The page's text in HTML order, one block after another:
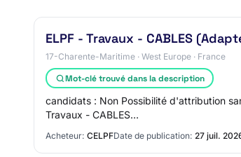
ELPF - Travaux - CABLES
17-Charente-Maritime · West Europe · France
Mot-clé trouvé dans la description
candidats : Non Possibilité d'attribution
Travaux - CABLES…
Acheteur: CELPFDate de publication: 27 juil.